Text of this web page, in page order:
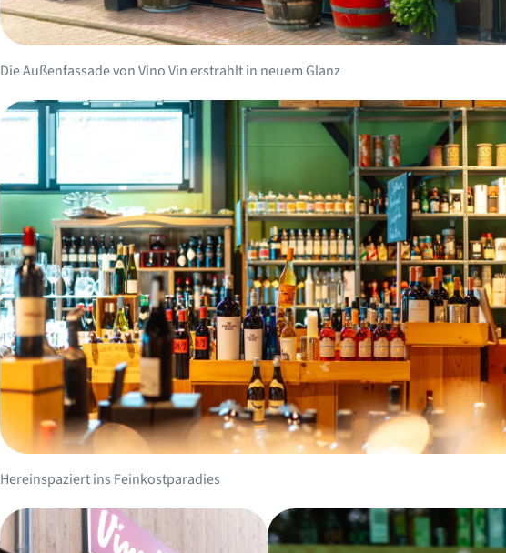
Die Außenfassade von Vino Vin erstrahlt in neuem Glanz
Hereinspaziert ins Feinkostparadies